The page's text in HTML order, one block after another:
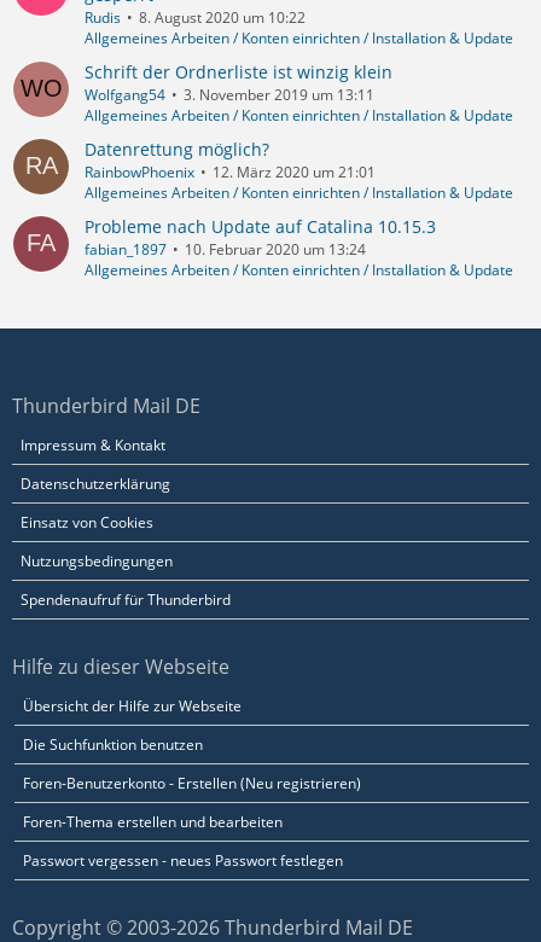
Rudis
8. August 2020 um 10:22
Allgemeines Arbeiten / Konten einrichten / Installation & Update
Schrift der Ordnerliste ist winzig klein
Wolfgang54
3. November 2019 um 13:11
Allgemeines Arbeiten / Konten einrichten / Installation & Update
Datenrettung möglich?
RainbowPhoenix
12. März 2020 um 21:01
Allgemeines Arbeiten / Konten einrichten / Installation & Update
Probleme nach Update auf Catalina 10.15.3
fabian_1897
10. Februar 2020 um 13:24
Allgemeines Arbeiten / Konten einrichten / Installation & Update
Thunderbird Mail DE
Impressum & Kontakt
Datenschutzerklärung
Einsatz von Cookies
Nutzungsbedingungen
Spendenaufruf für Thunderbird
Hilfe zu dieser Webseite
Übersicht der Hilfe zur Webseite
Die Suchfunktion benutzen
Foren-Benutzerkonto - Erstellen (Neu registrieren)
Foren-Thema erstellen und bearbeiten
Passwort vergessen - neues Passwort festlegen
Copyright © 2003-2026 Thunderbird Mail DE